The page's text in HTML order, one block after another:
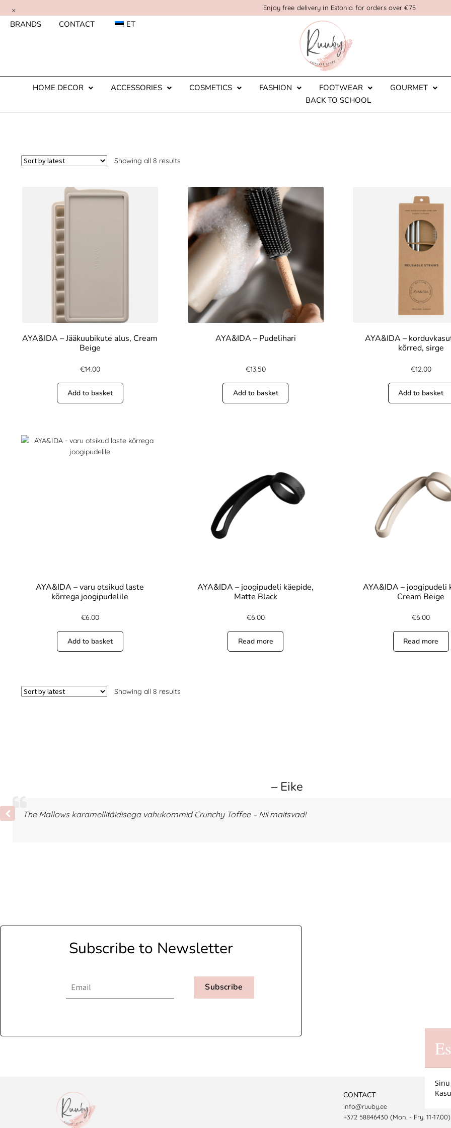
Enjoy free delivery in Estonia for orders over €75
×
BRANDS CONTACT ET
HOME DECOR ACCESSORIES COSMETICS FASHION FOOTWEAR GOURMET
BACK TO SCHOOL
Showing all 8 results
AYA&IDA – Jääkuubikute alus, Cream
Beige
€14.00
Add to basket
AYA&IDA – Pudelihari
€13.50
Add to basket
AYA&IDA –
kõrred, sirge
€12.00
Add to basket
AYA&IDA – varu otsikud laste
kõrrega joogipudelile
€6.00
Add to basket
AYA&IDA – joogipudeli käepide,
Matte Black
€6.00
Read more
AYA&IDA – joogipudeli
Cream Beige
€6.00
Read more
Showing all 8 results
– Eike
The Mallows karamellitäidisega vahukommid Crunchy Toffee – Nii maitsvad!
Subscribe to Newsletter
Subscribe
CONTACT
info@ruuby.ee
+372 58846430 (Mon. - Fry. 11-17.00)